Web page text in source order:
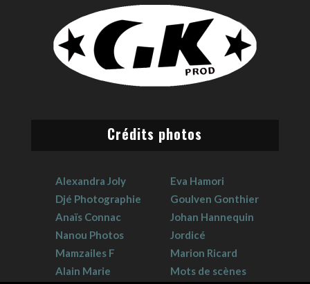
Crédits photos
Alexandra Joly
Djé Photographie
Anaïs Connac
Nanou Photos
Mamzailes F
Alain Marie
Eva Hamori
Goulven Gonthier
Johan Hannequin
Jordicé
Marion Ricard
Mots de scènes